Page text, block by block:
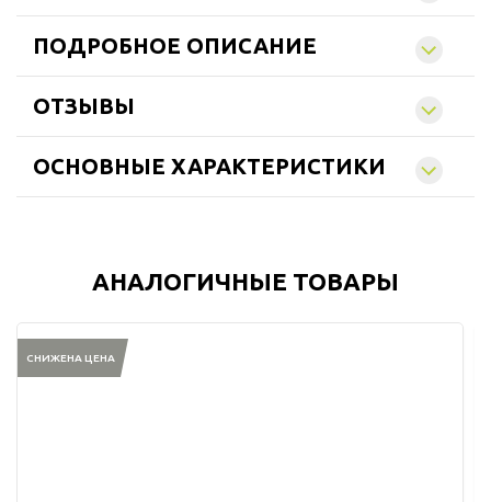
ПОДРОБНОЕ ОПИСАНИЕ
ОТЗЫВЫ
ОСНОВНЫЕ ХАРАКТЕРИСТИКИ
АНАЛОГИЧНЫЕ ТОВАРЫ
СНИЖЕНА ЦЕНА